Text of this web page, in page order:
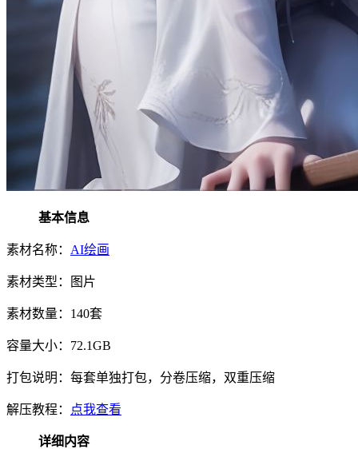
基本信息
素材名称： AI绘画
素材类型：图片
素材数量：140套
容量大小：72.1GB
打包说明：每套单独打包，分卷压缩，双重压缩
解压教程： 点我查看
详细内容